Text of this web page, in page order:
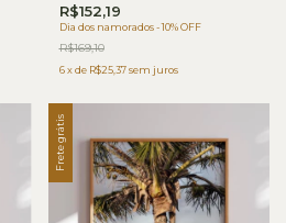
R$152,19
Dia dos namorados - 10% OFF
R$169,10
6 xde R$25,37 sem juros
Frete grátis